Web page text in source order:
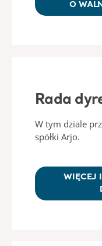
O
Rada
W tym dziale
spółki Arjo.
WIĘCEJ